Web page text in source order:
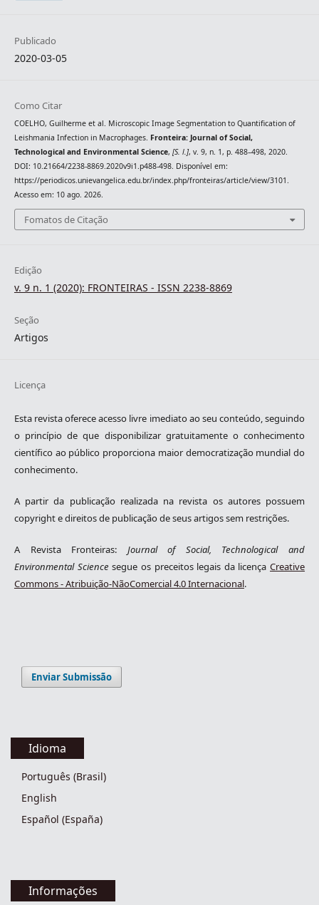
Publicado
2020-03-05
Como Citar
COELHO, Guilherme et al. Microscopic Image Segmentation to Quantification of
Leishmania Infection in Macrophages. Fronteira: Journal of Social,
Technological and Environmental Science, [S. l.], v. 9, n. 1, p. 488–498, 2020.
DOI: 10.21664/2238-8869.2020v9i1.p488-498. Disponível em:
https://periodicos.unievangelica.edu.br/index.php/fronteiras/article/view/3101.
Acesso em: 10 ago. 2026.
Fomatos de Citação
Edição
v. 9 n. 1 (2020): FRONTEIRAS - ISSN 2238-8869
Seção
Artigos
Licença
Esta revista oferece acesso livre imediato ao seu conteúdo, seguindo
o princípio de que disponibilizar gratuitamente o conhecimento
científico ao público proporciona maior democratização mundial do
conhecimento.
A partir da publicação realizada na revista os autores possuem
copyright e direitos de publicação de seus artigos sem restrições.
A Revista Fronteiras: Journal of Social, Technological and
Environmental Science segue os preceitos legais da licençaCreative
Commons - Atribuição-NãoComercial 4.0 Internacional.
Enviar Submissão
Idioma
Português (Brasil)
English
Español (España)
Informações